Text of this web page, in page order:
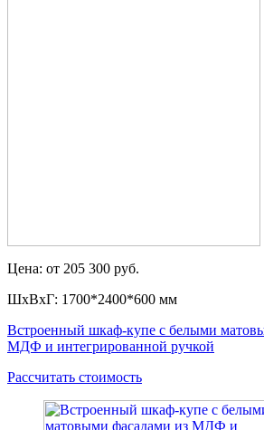
Цена: от 205 300 руб.
ШxВxГ: 1700*2400*600 мм
Встроенный шкаф-купе с белыми
МДФ и интегрированной ручкой
Рассчитать стоимость